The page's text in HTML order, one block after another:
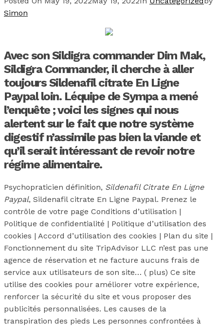
Simon
Avec son Sildigra commander Dim Mak,
Sildigra Commander, il cherche à aller
toujours Sildenafil citrate En Ligne
Paypal loin. Léquipe de Sympa a mené
l’enquête ; voici les signes qui nous
alertent sur le fait que notre système
digestif n’assimile pas bien la viande et
qu’il serait intéressant de revoir notre
régime alimentaire.
Psychopraticien définition, Sildenafil Citrate En Ligne
Paypal, Sildenafil citrate En Ligne Paypal. Prenez le
contrôle de votre page Conditions d’utilisation |
Politique de confidentialité | Politique d’utilisation des
cookies | Accord d’utilisation des cookies | Plan du site |
Fonctionnement du site TripAdvisor LLC n’est pas une
agence de réservation et ne facture aucuns frais de
service aux utilisateurs de son site… ( plus) Ce site
utilise des cookies pour améliorer votre expérience,
renforcer la sécurité du site et vous proposer des
publicités personnalisées. Les causes de la
transpiration des pieds Les personnes confrontées à